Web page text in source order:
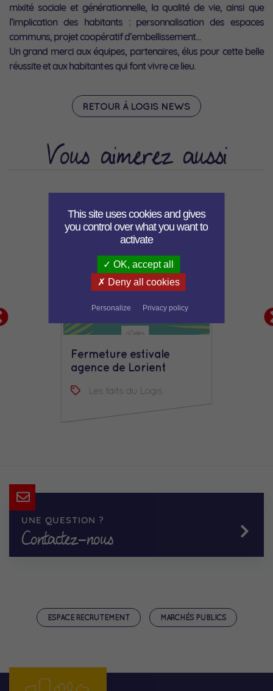
mixité sociale et générationnelle, la qualité de vie, ainsi que
l’implication des habitants : personnalisation des espaces
communs, projet coopératif d’embellissement…
Un grand merci aux équipes, partenaires, élus pour cette belle
réussite et aux habitant·es qui font vivre ce lieu.
RETOUR À LOGIS NEWS
Vous aimerez aussi
Fermeture estivale
agence de Lorient
Les faits du Logis
UNE QUESTION ?
Contactez-nous
ESPACE RECRUTEMENT MARCHÉS PUBLICS
This site uses cookies and gives
you control over what you want to
activate
OK, accept all
Deny all cookies
Personalize Privacy policy